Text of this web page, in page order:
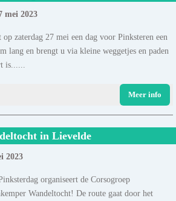
mei 2023
zaterdag 27 mei een dag voor Pinksteren een
lang en brengt u via kleine weggetjes en paden
is......
Meer info
in Lievelde
2023
organiseert de Corsogroep
Wandeltocht! De route gaat door het